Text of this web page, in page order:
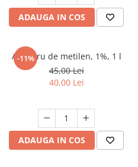
DIETE VETERINARE
IGIENA SI COSMETICA
IGIENA OCHI SI URECHI
SAMPOANE
AFECTIUNI AURICULARE
AFECTIUNI DERMATOLOGICE
AFECTIUNI DIGESTIVE
DIETE VETERINARE
IGIENA SI COSMETICA
ASTERNUT SI LITIERE
IGIENA OCHI SI URECHI
SAMPOANE
RECOMPENSE
SUPLIMENTE
AFECTIUNI AURICULARE
AFECTIUNI DERMATOLOGICE
ADAUGA IN COS
-11%
Albastru de metilen, 1%, 1 l
45,00 Lei
40,00 Lei
ADAUGA IN COS